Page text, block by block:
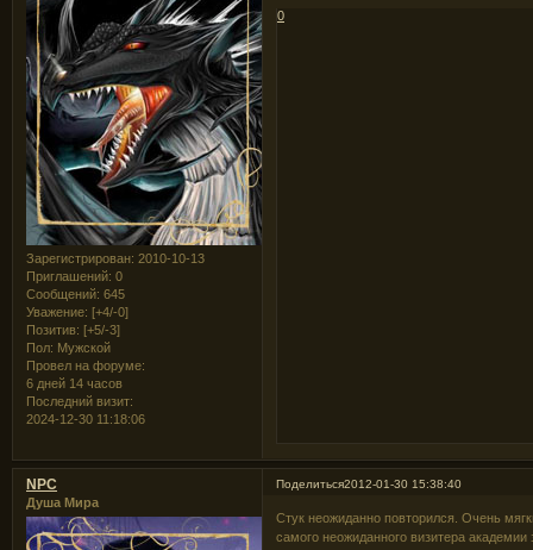
Зарегистрирован: 2010-10-13
Приглашений: 0
Сообщений: 645
Уважение: [+4/-0]
Позитив: [+5/-3]
Пол: Мужской
Провел на форуме:
6 дней 14 часов
Последний визит:
2024-12-30 11:18:06
0
Поделиться2012-01-30 15:38:40
NPC
Душа Мира
Стук неожиданно повторился. Очень
самого неожиданного визитера